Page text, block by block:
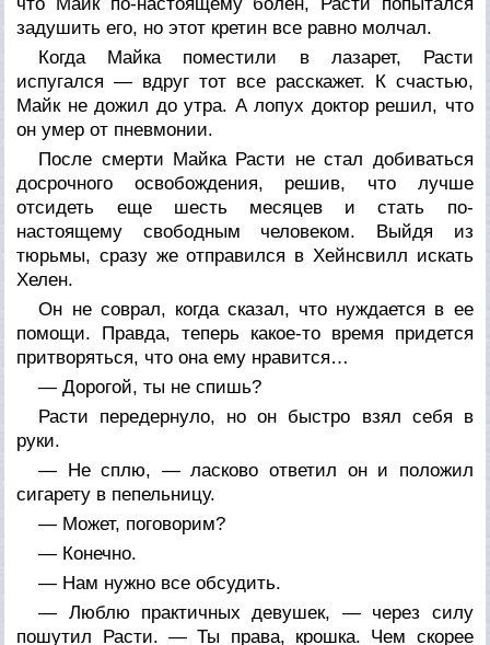
задушить его, но этот кретин все равно молчал.
Когда Майка поместили в лазарет, Расти
испугался — вдруг тот все расскажет. К счастью,
Майк не дожил до утра. А лопух доктор решил, что
он умер от пневмонии.
После смерти Майка Расти не стал добиваться
досрочного освобождения, решив, что лучше
отсидеть еще шесть месяцев и стать по-
настоящему свободным человеком. Выйдя из
тюрьмы, сразу же отправился в Хейнсвилл искать
Хелен.
Он не соврал, когда сказал, что нуждается в ее
помощи. Правда, теперь какое-то время придется
притворяться, что она ему нравится…
— Дорогой, ты не спишь?
Расти передернуло, но он быстро взял себя в
руки.
— Не сплю, — ласково ответил он и положил
сигарету в пепельницу.
— Может, поговорим?
— Конечно.
— Нам нужно все обсудить.
— Люблю практичных девушек, — через силу
пошутил Расти. — Ты права, крошка. Чем скорее